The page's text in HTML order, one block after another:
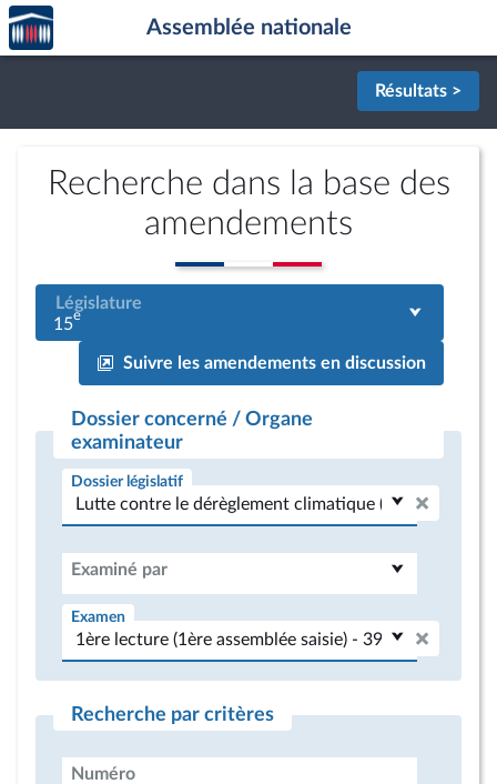
Aller au contenu
Aller en bas de la page
Accèder
à la
page
Assemblée nationale
Résultats >
Recherche dans la base des
amendements
Législature
15e
Suivre les amendements en discussion
Dossier concerné / Organe
examinateur
Dossier législatif
Examiné par
Examen
Recherche par critères
Numéro